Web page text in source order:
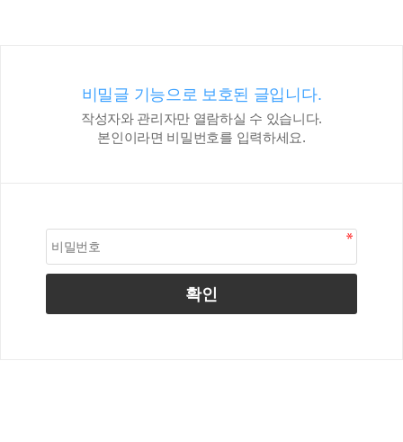
비밀글 기능으로 보호된 글입니다.
작성자와 관리자만 열람하실 수 있습니다.
본인이라면 비밀번호를 입력하세요.